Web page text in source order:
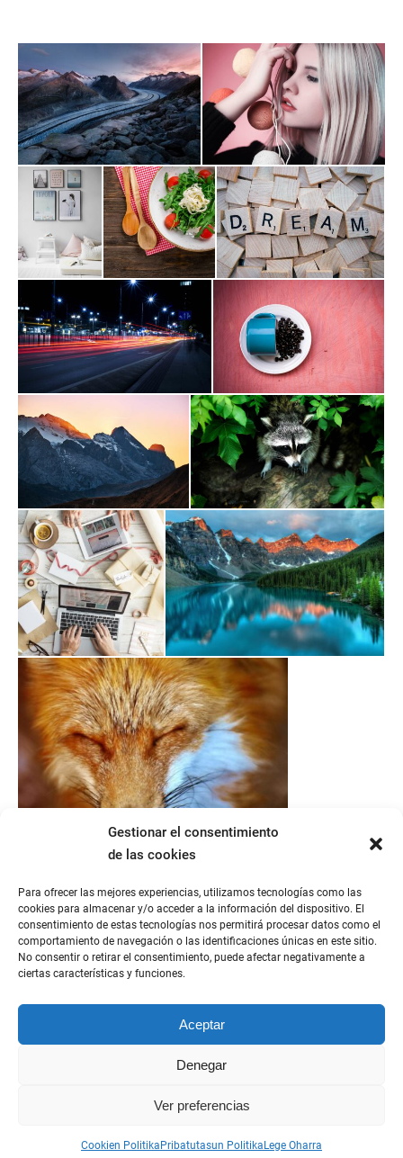
Gestionar el consentimiento
de las cookies
Para ofrecer las mejores experiencias, utilizamos tecnologías como las
cookies para almacenar y/o acceder a la información del dispositivo. El
consentimiento de estas tecnologías nos permitirá procesar datos como el
comportamiento de navegación o las identificaciones únicas en este sitio.
No consentir o retirar el consentimiento, puede afectar negativamente a
ciertas características y funciones.
Aceptar
Denegar
Ver preferencias
Cookien Politika Pribatutasun Politika Lege Oharra